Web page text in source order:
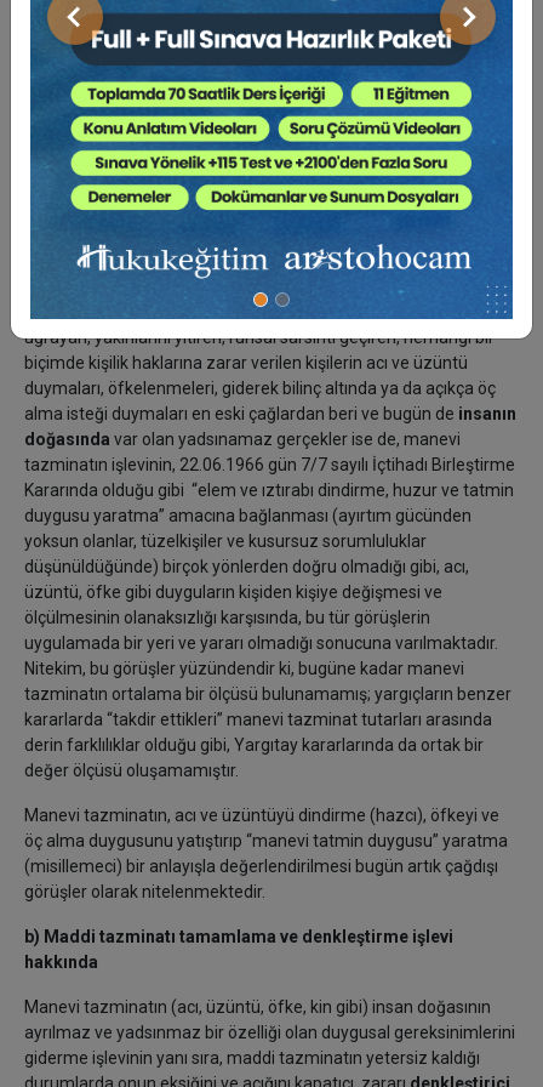
Önceki Sonraki
Caydırıcılık ögesinin ne kadar etkili olduğu, bazı yasalardaki idari
para cezalarının uygulanmasında görülmekte; cezayı ödeyen
daha dikkatli ve özenli davranma, yasalara uyma gereğini
duymaktadır.
3- Manevi tazminat konusundaki görüşlerin
değerlendirilmesi
a) Tatmin görüşü
(acı ve üzüntüyü giderme, öfkeyi yatıştırma,
huzur ve tatmin duygusu yaratma) işlevihakkında:
Hukuka aykırı bir eylem veya olay sonucu bedensel zarara
uğrayan, yakınlarını yitiren, ruhsal sarsıntı geçiren, herhangi bir
biçimde kişilik haklarına zarar verilen kişilerin acı ve üzüntü
duymaları, öfkelenmeleri, giderek bilinç altında ya da açıkça öç
alma isteği duymaları en eski çağlardan beri ve bugün de insanın
doğasında var olan yadsınamaz gerçekler ise de, manevi
tazminatın işlevinin, 22.06.1966 gün 7/7 sayılı İçtihadı Birleştirme
Kararında olduğu gibi “elem ve ıztırabı dindirme, huzur ve tatmin
duygusu yaratma” amacına bağlanması (ayırtım gücünden
yoksun olanlar, tüzelkişiler ve kusursuz sorumluluklar
düşünüldüğünde) birçok yönlerden doğru olmadığı gibi, acı,
üzüntü, öfke gibi duyguların kişiden kişiye değişmesi ve
ölçülmesinin olanaksızlığı karşısında, bu tür görüşlerin
uygulamada bir yeri ve yararı olmadığı sonucuna varılmaktadır.
Nitekim, bu görüşler yüzündendir ki, bugüne kadar manevi
tazminatın ortalama bir ölçüsü bulunamamış; yargıçların benzer
kararlarda “takdir ettikleri” manevi tazminat tutarları arasında
derin farklılıklar olduğu gibi, Yargıtay kararlarında da ortak bir
değer ölçüsü oluşamamıştır.
Manevi tazminatın, acı ve üzüntüyü dindirme (hazcı), öfkeyi ve
öç alma duygusunu yatıştırıp “manevi tatmin duygusu” yaratma
(misillemeci) bir anlayışla değerlendirilmesi bugün artık çağdışı
görüşler olarak nitelenmektedir.
b) Maddi tazminatı tamamlama ve denkleştirme işlevi
hakkında
Manevi tazminatın (acı, üzüntü, öfke, kin gibi) insan doğasının
ayrılmaz ve yadsınmaz bir özelliği olan duygusal gereksinimlerini
giderme işlevinin yanı sıra, maddi tazminatın yetersiz kaldığı